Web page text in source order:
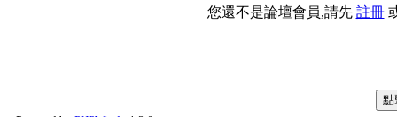
您還不是論壇會員,請先 註冊